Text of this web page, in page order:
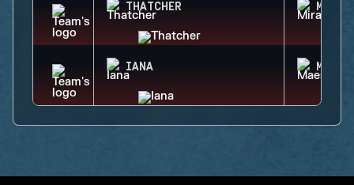
THATCHER MIRA
IANA